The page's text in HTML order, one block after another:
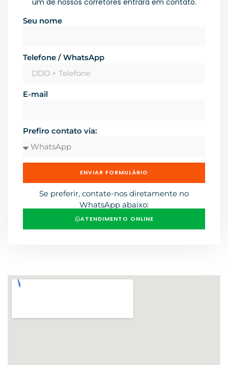
um de nossos corretores entrará em contato.
Seu nome
Telefone / WhatsApp
E-mail
Prefiro contato via:
ENVIAR FORMULÁRIO
Se preferir, contate-nos diretamente no
WhatsApp abaixo:
ATENDIMENTO ONLINE